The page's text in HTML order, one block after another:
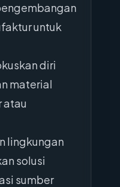
untuk
diri
material
atau
lingkungan
solusi
sumber